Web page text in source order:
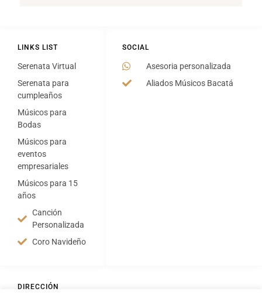
DIRECCIÓN
SOCIAL
Asesoria personalizada
Aliados Músicos Bacatá
LINKS LIST
Serenata Virtual
Serenata para
cumpleaños
Músicos para
Bodas
Músicos para
eventos
empresariales
Músicos para 15
años
Canción
Personalizada
Coro Navideño